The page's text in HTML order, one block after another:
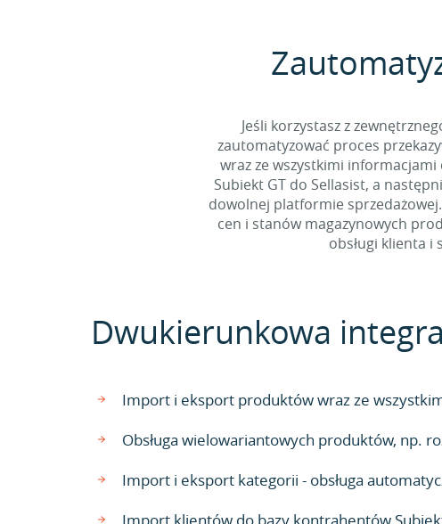
Jeśli korzystasz z
zautomatyzować proces
wraz ze wszystkimi
Subiekt GT do Sellasist, a
dowolnej platformie
cen i stanów magazynowych
obsługi klienta i
Dwukierunkowa
Import i eksport produktów wraz ze
Obsługa wielowariantowych produktów, np.
Import i eksport kategorii - obsługa